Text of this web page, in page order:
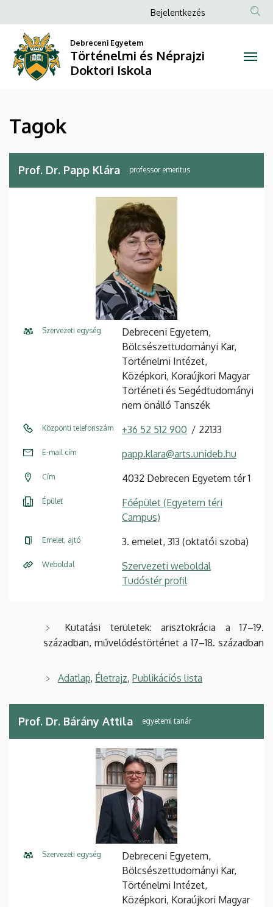
Történelmi
Néprajzi
Doktori
Iskola
a
tartalomra
Anonim
menüje
Bejelentkezés
Debreceni Egyetem
Történelmi és Néprajzi
Doktori Iskola
Tagok
Prof. Dr. Papp Klára professor emeritus
Szervezeti egység
Debreceni Egyetem,
Bölcsészettudományi Kar,
Történelmi Intézet,
Középkori, Koraújkori Magyar
Történeti és Segédtudományi
nem önálló Tanszék
Központi telefonszám +36 52 512 900 22133
E-mail cím papp.klara@arts.unideb.hu
Cím 4032 Debrecen Egyetem tér 1
Épület
Főépület (Egyetem téri
Campus)
Emelet, ajtó 3. emelet, 313 (oktatói szoba)
Weboldal
Szervezeti weboldal
Tudóstér profil
Kutatási területek: arisztokrácia a 17–19.
században, művelődéstörténet a 17–18. században
Adatlap, Életrajz, Publikációs lista
Prof. Dr. Bárány Attila egyetemi tanár
Szervezeti egység
Debreceni Egyetem,
Bölcsészettudományi Kar,
Történelmi Intézet,
Középkori, Koraújkori Magyar